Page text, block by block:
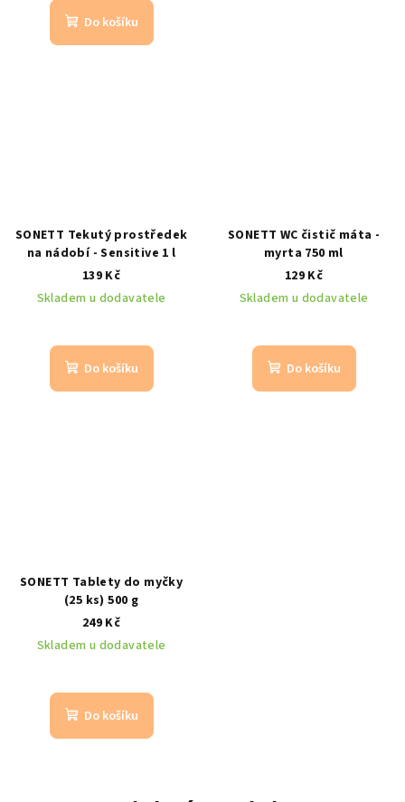
Do košíku
SONETT Tekutý prostředek
na nádobí - Sensitive 1 l
139 Kč
Skladem u dodavatele
Do košíku
SONETT WC čistič máta -
myrta 750 ml
129 Kč
Skladem u dodavatele
Do košíku
SONETT Tablety do myčky
(25 ks) 500 g
249 Kč
Skladem u dodavatele
Do košíku